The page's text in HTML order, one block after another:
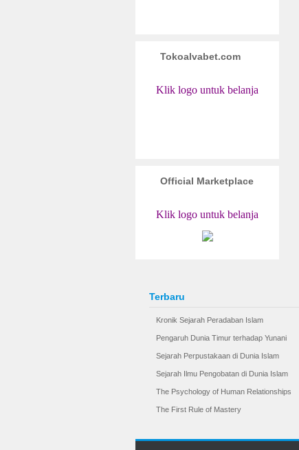
Tokoalvabet.com
Klik logo untuk belanja
Official Marketplace
Klik logo untuk belanja
Terbaru
Kronik Sejarah Peradaban Islam
Pengaruh Dunia Timur terhadap Yunani
Sejarah Perpustakaan di Dunia Islam
Sejarah Ilmu Pengobatan di Dunia Islam
The Psychology of Human Relationships
The First Rule of Mastery